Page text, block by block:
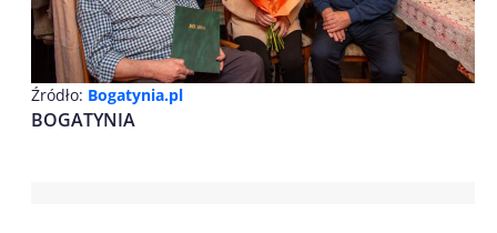
Źródło: Bogatynia.pl
BOGATYNIA